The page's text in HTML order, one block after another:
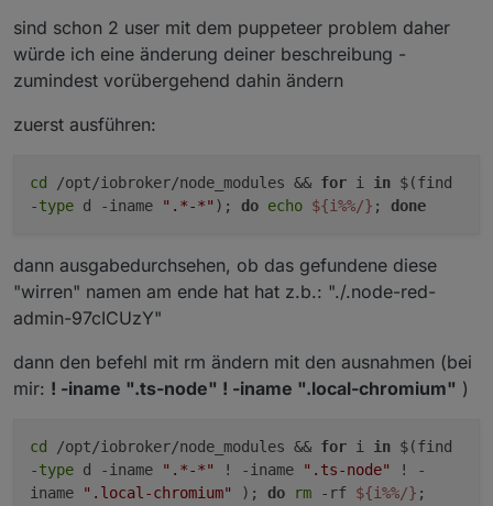
sind schon 2 user mit dem puppeteer problem daher
würde ich eine änderung deiner beschreibung -
zumindest vorübergehend dahin ändern
zuerst ausführen:
cd /opt/iobroker/node_modules && for i in $(find
-type d -iname ".*-*" ); do echo ${i%%/} ; done
dann ausgabedurchsehen, ob das gefundene diese
"wirren" namen am ende hat hat z.b.: "./.node-red-
admin-97cICUzY"
dann den befehl mit rm ändern mit den ausnahmen (bei
mir: ! -iname ".ts-node" ! -iname ".local-chromium" )
cd /opt/iobroker/node_modules && for i in $(find
-type d -iname ".*-*" ! -iname ".ts-node"
! -
iname
".local-chromium" ); do rm -rf ${i%%/} ;